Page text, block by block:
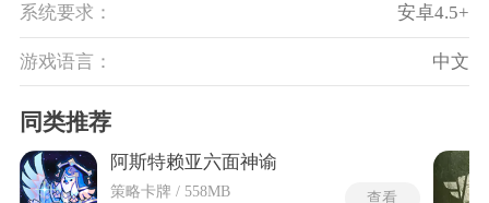
系统要求： 安卓4.5+
游戏语言： 中文
同类推荐
阿斯特赖亚六面神谕
策略卡牌 / 558MB
查看